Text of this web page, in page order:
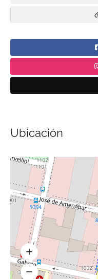
Ubicación